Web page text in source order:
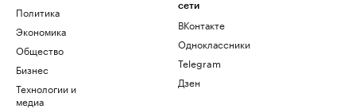
Политика
Экономика
Общество
Бизнес
Технологии и
медиа
сети
ВКонтакте
Одноклассники
Telegram
Дзен